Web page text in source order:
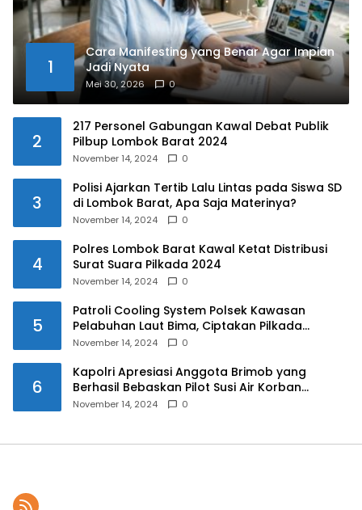
1
Cara Manifesting yang Benar Agar Impian
Jadi Nyata
Mei 30, 2026 0
2
217 Personel Gabungan Kawal Debat Publik
Pilbup Lombok Barat 2024
November 14, 2024 0
3
Polisi Ajarkan Tertib Lalu Lintas pada Siswa SD
di Lombok Barat, Apa Saja Materinya?
November 14, 2024 0
4
Polres Lombok Barat Kawal Ketat Distribusi
Surat Suara Pilkada 2024
November 14, 2024 0
5
Patroli Cooling System Polsek Kawasan
Pelabuhan Laut Bima, Ciptakan Pilkada
Serentak 2024 yang Aman dan Damai
November 14, 2024 0
6
Kapolri Apresiasi Anggota Brimob yang
Berhasil Bebaskan Pilot Susi Air Korban
Penyanderaan KKB
November 14, 2024 0